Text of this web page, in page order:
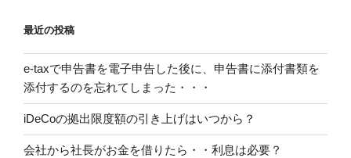
最近の投稿
e-taxで申告書を電子申告した後に、申告書に添付書類を
添付するのを忘れてしまった・・・
iDeCoの拠出限度額の引き上げはいつから？
会社から社長がお金を借りたら・・利息は必要？